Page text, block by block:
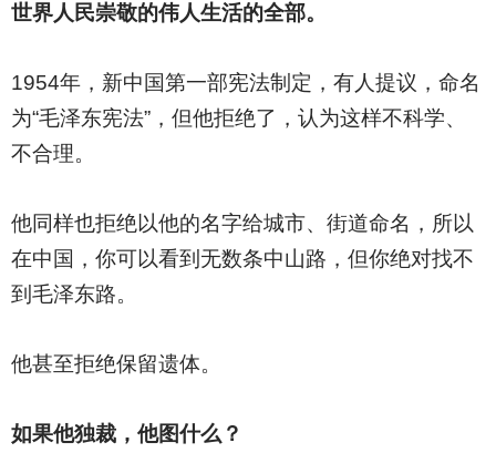
世界人民崇敬的伟人生活的全部。
1954年，新中国第一部宪法制定，有人提议，命名
为“毛泽东宪法”，但他拒绝了，认为这样不科学、
不合理。
他同样也拒绝以他的名字给城市、街道命名，所以
在中国，你可以看到无数条中山路，但你绝对找不
到毛泽东路。
他甚至拒绝保留遗体。
如果他独裁，他图什么？